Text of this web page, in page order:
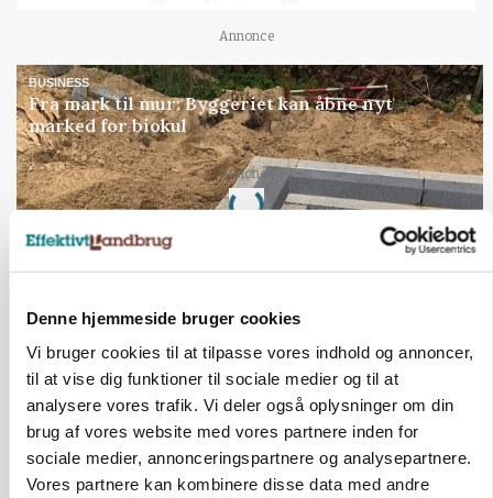
Denne hjemmeside bruger cookies
Vi bruger cookies til at tilpasse vores indhold og annoncer,
til at vise dig funktioner til sociale medier og til at
analysere vores trafik. Vi deler også oplysninger om din
brug af vores website med vores partnere inden for
sociale medier, annonceringspartnere og analysepartnere.
Vores partnere kan kombinere disse data med andre
Annonce
BUSINESS
Fra mark til mur: Byggeriet kan åbne nyt
marked for biokul
Annonce
Loading...